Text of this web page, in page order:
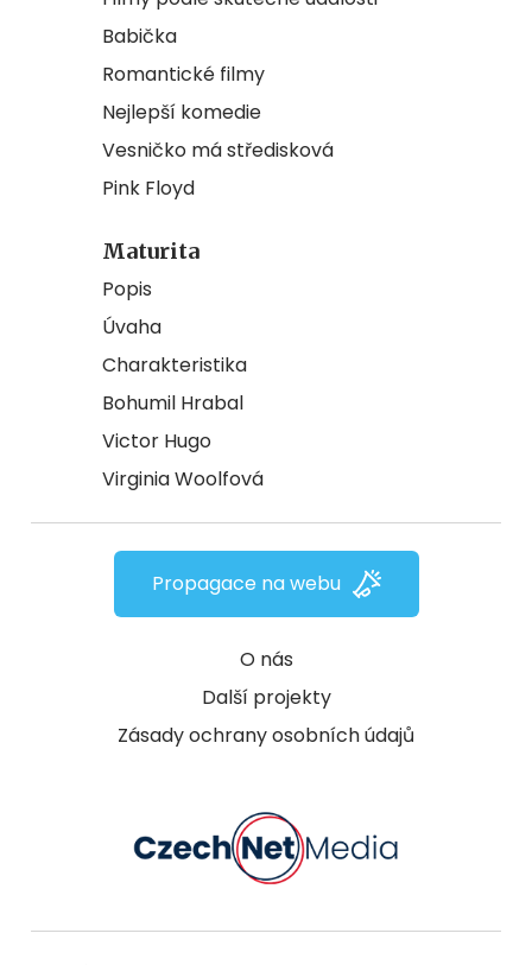
Babička
Romantické filmy
Nejlepší komedie
Vesničko má středisková
Pink Floyd
Maturita
Popis
Úvaha
Charakteristika
Bohumil Hrabal
Victor Hugo
Virginia Woolfová
O nás
Další projekty
Zásady ochrany osobních údajů
Propagace na webu